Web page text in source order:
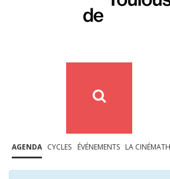
AGENDA CYCLES ÉVÉNEMENTS LA